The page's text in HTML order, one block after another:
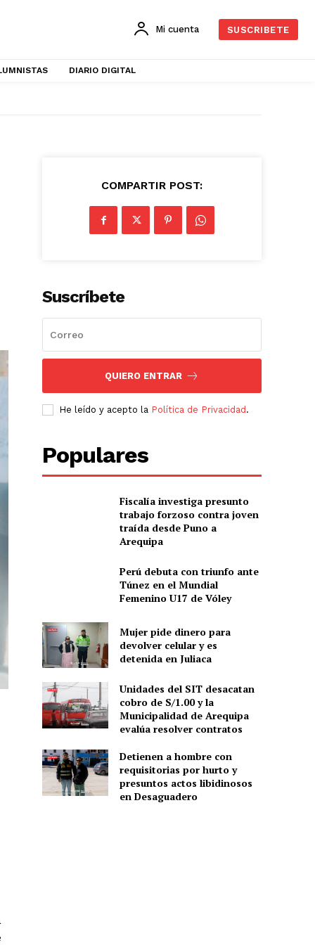
Mi cuenta SUSCRIBETE
DIARIO DIGITAL
COMPARTIR POST:
Suscríbete
QUIERO ENTRAR
He leído y acepto la Política de Privacidad .
Populares
Fiscalía investiga presunto
trabajo forzoso contra joven
traída desde Puno a
Arequipa
Perú debuta con triunfo ante
Túnez en el Mundial
Femenino U17 de Vóley
Mujer pide dinero para
devolver celular y es
detenida en Juliaca
Unidades del SIT desacatan
cobro de S/1.00 y la
Municipalidad de Arequipa
evalúa resolver contratos
Detienen a hombre con
requisitorias por hurto y
presuntos actos libidinosos
en Desaguadero